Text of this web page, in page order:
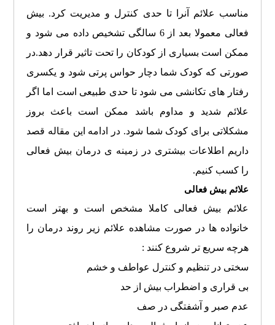
مناسب علائم آنرا تا حدی کنترل و مدیریت کرد. بیش
فعالی معمولا بعد از 6 سالگی تشخیص داده می شود و
ممکن است بسیاری از کودکان را تحت تاثیر قرار دهد.در
صورتی که کودک شما دچار حواس پرتی شود و یکسری
رفتار های تکانشی می شود تا حدی طبیعی است اما اگر
علائم شدید و مداوم باشد ممکن است باعث بروز
مشکلاتی برای کودک شما شود. در ادامه این مقاله قصد
داریم اطلاعات بیشتری در زمینه ی درمان بیش فعالی
را کسب کنیم.
علائم بیش فعالی
علائم بیش فعالی کاملا مشخص است و بهتر است
خانواده ها در صورت مشاهده علائم زیر روند درمان را
هرچه سریع تر شروع کنند :
سختی در تنظیم و کنترل عواطف و خشم
بی قراری و اضطراب بیش از حد
عدم صبر و آشفتگی در صف